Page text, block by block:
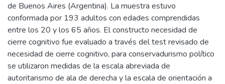
de Buenos Aires (Argentina). La muestra estuvo
conformada por 193 adultos con edades comprendidas
entre los 20 y los 65 años. El constructo necesidad de
cierre cognitivo fue evaluado a través del test revisado de
necesidad de cierre cognitivo, para conservadurismo político
se utilizaron medidas de la escala abreviada de
autoritarismo de ala de derecha y la escala de orientación a